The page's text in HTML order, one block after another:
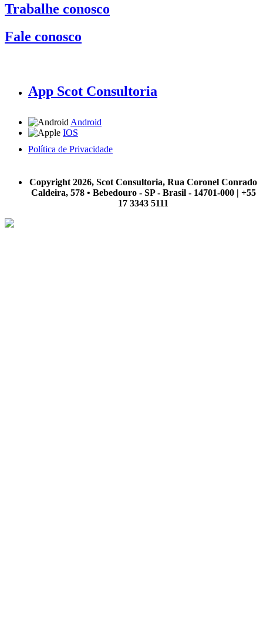
Trabalhe conosco
Fale conosco
App Scot Consultoria
Android
IOS
Política de Privacidade
Copyright 2026, Scot Consultoria, Rua Coronel Conrado
Caldeira, 578 • Bebedouro - SP - Brasil - 14701-000 | +55
17 3343 5111